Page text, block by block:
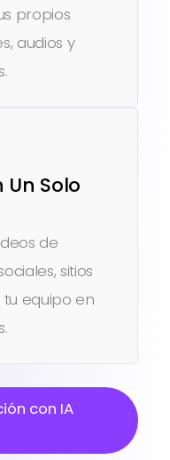
propios
audios y
Solo
de
sitios
equipo en
con IA